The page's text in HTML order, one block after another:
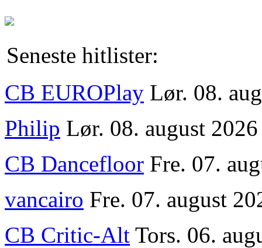
Seneste hitlister:
CB EUROPlay Lør. 08.
Philip Lør. 08. august
CB Dancefloor Fre. 07.
vancairo Fre. 07. august
CB Critic-Alt Tors. 06.